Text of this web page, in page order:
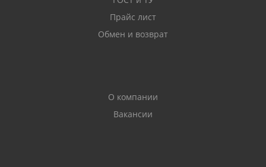
Прайс лист
Обмен и возврат
О компании
Вакансии